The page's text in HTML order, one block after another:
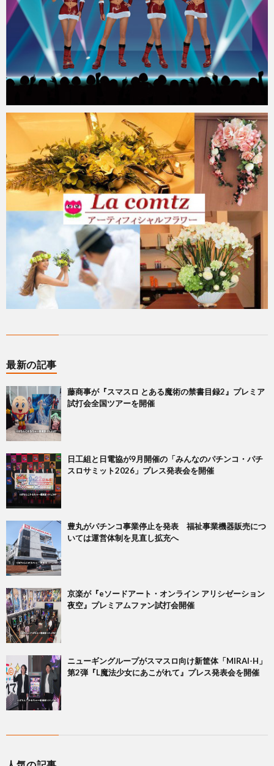
最新の記事
藤商事が『スマスロ とある魔術の禁書目録2』プレミア
試打会全国ツアーを開催
日工組と日電協が9月開催の「みんなのパチンコ・パチ
スロサミット2026」プレス発表会を開催
豊丸がパチンコ事業停止を発表 福祉事業機器販売につ
いては運営体制を見直し拡充へ
京楽が『eソードアート・オンライン アリシゼーション
夜空』プレミアムファン試打会開催
ニューギングループがスマスロ向け新筐体「MIRAI-H」
第2弾『L魔法少女にあこがれて』プレス発表会を開催